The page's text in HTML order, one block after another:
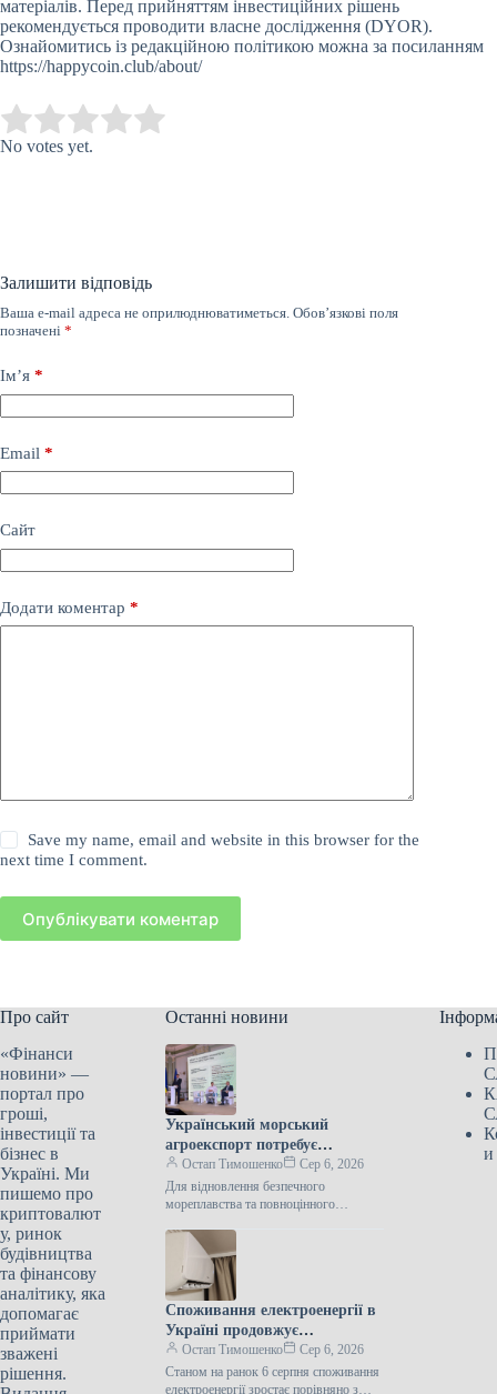
матеріалів. Перед прийняттям інвестиційних рішень
рекомендується проводити власне дослідження (DYOR).
Ознайомитись із редакційною політикою можна за посиланням
https://happycoin.club/about/
Rate this item:
No votes yet.
Залишити відповідь
Ваша e-mail адреса не оприлюднюватиметься. Обов’язкові поля
позначені *
Ім’я *
Email *
Сайт
Додати коментар *
Save my name, email and website in this browser for the
next time I comment.
Опублікувати коментар
Про сайт
«Фінанси
новини» —
портал про
гроші,
інвестиції та
бізнес в
Україні. Ми
пишемо про
криптовалют
у, ринок
будівництва
та фінансову
аналітику, яка
допомагає
приймати
зважені
рішення.
Останні новини
Український морський
агроекспорт потребує
міжнародної допомоги для
свого відновлення, стверджує
Висоцький.
Остап Тимошенко
Сер 6, 2026
Для відновлення безпечного
мореплавства та повноцінного
порти Одещини потрібна активна
допомога міжнародних партнерів та
дипломатичні
Споживання електроенергії в
Україні продовжує
збільшуватися через спекотну
погоду.
Остап Тимошенко
Сер 6, 2026
Станом на ранок 6 серпня споживання
електроенергії зростає порівняно з
и